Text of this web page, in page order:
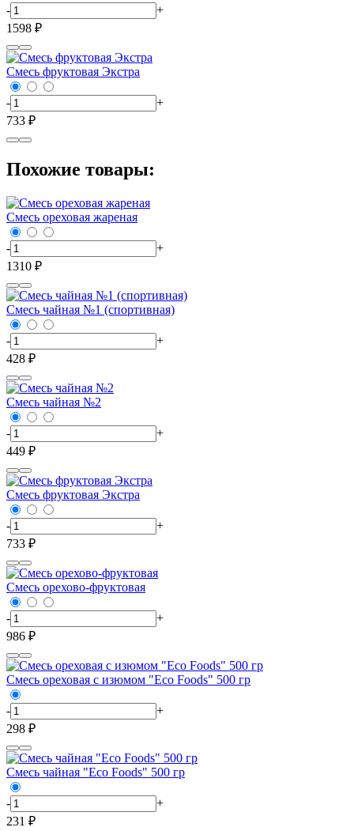
-
+
1598 ₽
Смесь фруктовая Экстра
-
+
733 ₽
Похожие товары:
Смесь ореховая жареная
-
+
1310 ₽
Смесь чайная №1 (спортивная)
-
+
428 ₽
Смесь чайная №2
-
+
449 ₽
Смесь фруктовая Экстра
-
+
733 ₽
Смесь орехово-фруктовая
-
+
986 ₽
Смесь ореховая с изюмом "Eco Foods" 500 гр
-
+
298 ₽
Смесь чайная "Eco Foods" 500 гр
-
+
231 ₽